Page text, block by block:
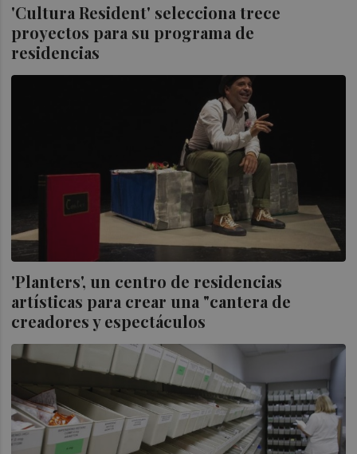
'Cultura Resident' selecciona trece
proyectos para su programa de
residencias
'Planters', un centro de residencias
artísticas para crear una "cantera de
creadores y espectáculos